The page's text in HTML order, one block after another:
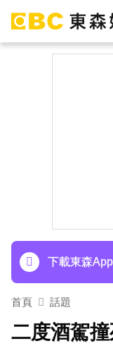
下載東森
首頁 話題
二度酒駕